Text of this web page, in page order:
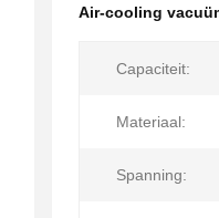
Air-cooling
Capaciteit:
Materiaal:
Spanning: